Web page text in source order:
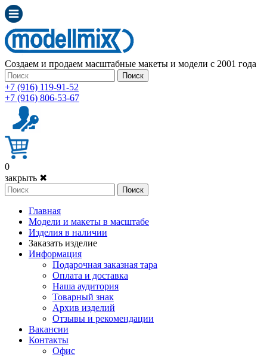
Создаем и продаем масштабные макеты и модели с 2001 года
Поиск
+7 (916) 119-91-52
+7 (916) 806-53-67
0
закрыть ✖
Поиск
Главная
Модели и макеты в масштабе
Изделия в наличии
Заказать изделие
Информация
Подарочная заказная тара
Оплата и доставка
Наша аудитория
Товарный знак
Архив изделий
Отзывы и рекомендации
Вакансии
Контакты
Офис